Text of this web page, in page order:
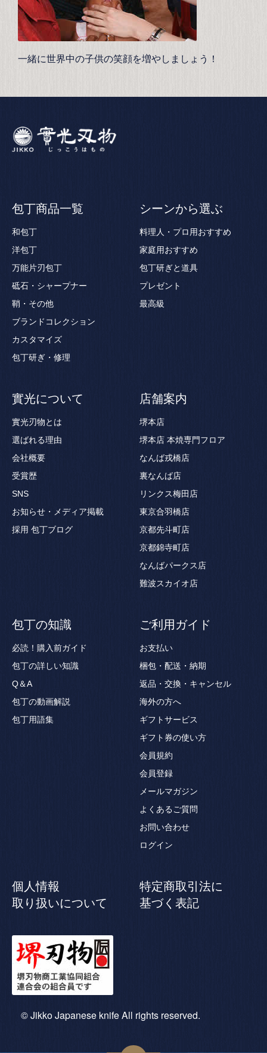
一緒に世界中の子供の笑顔を増やしましょう！
包丁商品一覧
和包丁
洋包丁
万能片刃包丁
砥石・シャープナー
鞘・その他
ブランドコレクション
カスタマイズ
包丁研ぎ・修理
シーンから選ぶ
料理人・プロ用おすすめ
家庭用おすすめ
包丁研ぎと道具
プレゼント
最高級
實光について
實光刃物とは
選ばれる理由
会社概要
受賞歴
SNS
お知らせ・メディア掲載
採用 包丁ブログ
店舗案内
堺本店
堺本店 本焼専門フロア
なんば戎橋店
裏なんば店
リンクス梅田店
東京合羽橋店
京都先斗町店
京都錦寺町店
なんばパークス店
難波スカイオ店
包丁の知識
必読！購入前ガイド
包丁の詳しい知識
Q＆A
包丁の動画解説
包丁用語集
ご利用ガイド
お支払い
梱包・配送・納期
返品・交換・キャンセル
海外の方へ
ギフトサービス
ギフト券の使い方
会員規約
会員登録
メールマガジン
よくあるご質問
お問い合わせ
ログイン
個人情報
取り扱いについて
特定商取引法に
基づく表記
© Jikko Japanese knife All rights reserved.